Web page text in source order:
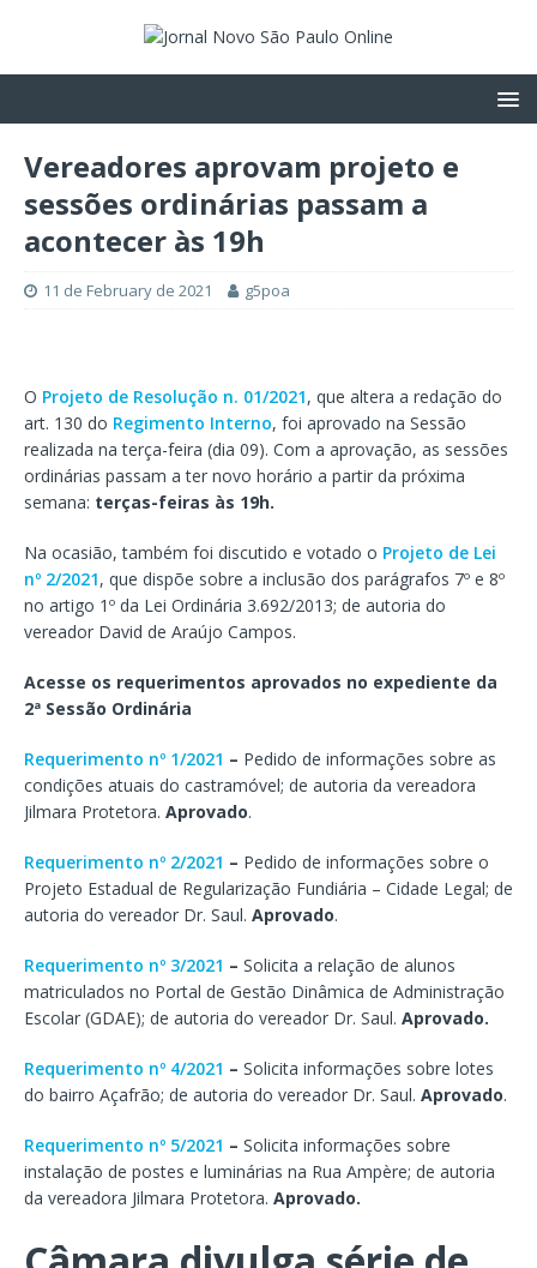
Vereadores aprovam projeto e
sessões ordinárias passam a
acontecer às 19h
11 de February de 2021 g5poa
O Projeto de Resolução n. 01/2021, que altera a redação do
art. 130 do Regimento Interno, foi aprovado na Sessão
realizada na terça-feira (dia 09). Com a aprovação, as sessões
ordinárias passam a ter novo horário a partir da próxima
semana: terças-feiras às 19h.
Na ocasião, também foi discutido e votado o Projeto de Lei
nº 2/2021, que dispõe sobre a inclusão dos parágrafos 7º e 8º
no artigo 1º da Lei Ordinária 3.692/2013; de autoria do
vereador David de Araújo Campos.
Acesse os requerimentos aprovados no expediente da
2ª Sessão Ordinária
Requerimento nº 1/2021 – Pedido de informações sobre as
condições atuais do castramóvel; de autoria da vereadora
Jilmara Protetora. Aprovado.
Requerimento nº 2/2021 – Pedido de informações sobre o
Projeto Estadual de Regularização Fundiária – Cidade Legal; de
autoria do vereador Dr. Saul. Aprovado.
Requerimento nº 3/2021 – Solicita a relação de alunos
matriculados no Portal de Gestão Dinâmica de Administração
Escolar (GDAE); de autoria do vereador Dr. Saul. Aprovado.
Requerimento nº 4/2021 – Solicita informações sobre lotes
do bairro Açafrão; de autoria do vereador Dr. Saul. Aprovado.
Requerimento nº 5/2021 – Solicita informações sobre
instalação de postes e luminárias na Rua Ampère; de autoria
da vereadora Jilmara Protetora. Aprovado.